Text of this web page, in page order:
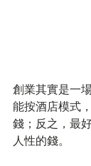
創業其實是一
能按酒店模式
錢；反之，最
人性的錢。